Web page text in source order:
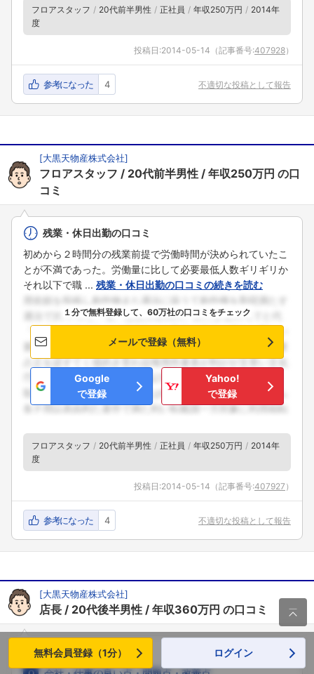
フロアスタッフ 20代前半男性 正社員 年収250万円
2014年
度
投稿日:2014-05-14 （記事番号:407928）
参考になった 4 不適切な投稿として報告
[大黒天物産株式会社]
フロアスタッフ 20代前半男性 年収250万円 の口
コミ
残業・休日出勤の口コミ
初めから２時間分の残業前提で労働時間が決められていたこ
とが不満であった。労働量に比して必要最低人数ギリギリか
それ以下で職 ... 残業・休日出勤の口コミの続きを読む
１分で無料登録して、60万社の口コミをチェック
メールで登録（無料）
Google
で登録
Yahoo!
で登録
フロアスタッフ 20代前半男性 正社員 年収250万円
2014年
度
投稿日:2014-05-14 （記事番号:407927 ）
参考になった 4 不適切な投稿として報告
[大黒天物産株式会社]
店長 20代後半男性 年収360万円 の口コミ
長所・短所の口コミ

無料会員登録（1分） ログイン